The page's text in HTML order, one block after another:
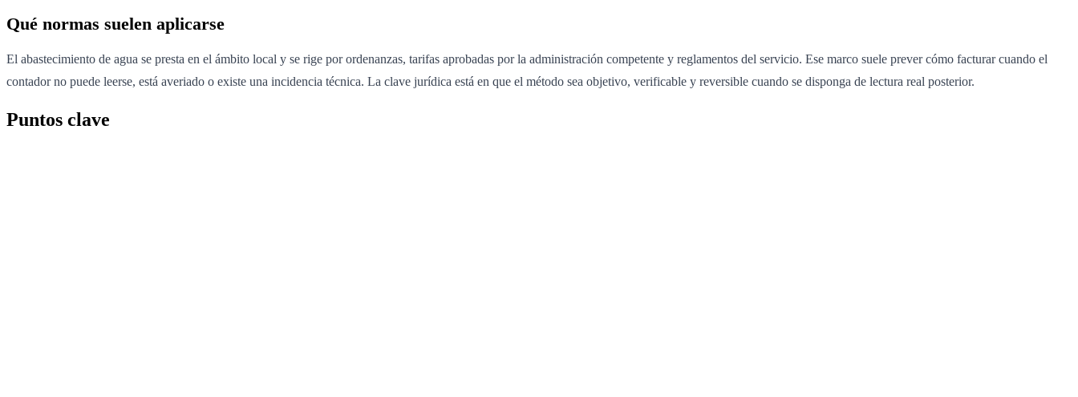
Qué normas suelen aplicarse
El abastecimiento de agua se presta en el ámbito local y se rige por ordenanzas, tarifas aprobadas por la administración competente y reglamentos del servicio. Ese marco suele prever cómo facturar cuando el
contador no puede leerse, está averiado o existe una incidencia técnica. La clave jurídica está en que el método sea objetivo, verificable y reversible cuando se disponga de lectura real posterior.
Puntos clave